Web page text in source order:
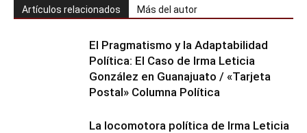
Artículos relacionados Más del autor
El Pragmatismo y la Adaptabilidad
Política: El Caso de Irma Leticia
González en Guanajuato / «Tarjeta
Postal» Columna Política
La locomotora política de Irma Leticia